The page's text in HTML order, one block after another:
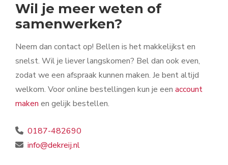
Wil je meer weten of
samenwerken?
Neem dan contact op! Bellen is het makkelijkst en
snelst. Wil je liever langskomen? Bel dan ook even,
zodat we een afspraak kunnen maken. Je bent altijd
welkom. Voor online bestellingen kun je een account
maken en gelijk bestellen.
0187-482690
info@dekreij.nl